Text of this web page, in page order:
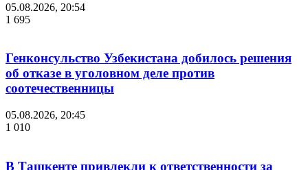
05.08.2026, 20:54
1 695
Генконсульство Узбекистана добилось решения
об отказе в уголовном деле против
соотечественницы
05.08.2026, 20:45
1 010
В Ташкенте привлекли к ответственности за